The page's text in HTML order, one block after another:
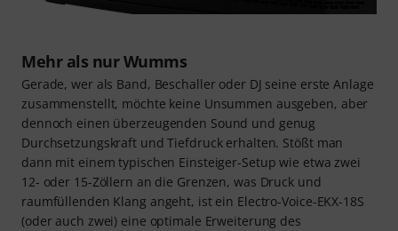
Mehr als nur Wumms
Gerade, wer als Band, Beschaller oder DJ seine erste Anlage
zusammenstellt, möchte keine Unsummen ausgeben, aber
dennoch einen überzeugenden Sound und genug
Durchsetzungskraft und Tiefdruck erhalten. Stößt man
dann mit einem typischen Einsteiger-Setup wie etwa zwei
12- oder 15-Zöllern an die Grenzen, was Druck und
raumfüllenden Klang angeht, ist ein Electro-Voice-EKX-18S
(oder auch zwei) eine optimale Erweiterung des